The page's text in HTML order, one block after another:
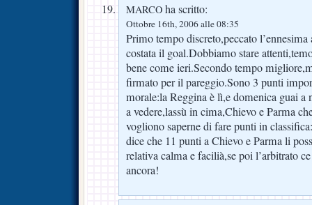
MARCO ha scritto:
Ottobre 16th, 2006 alle 08:35
Primo tempo discreto,peccato
costata il goal.Dobbiamo stare
bene come ieri.Secondo tempo
firmato per il pareggio.Sono 3 punti
morale:la Reggina è lì,e domenica guai
a vedere,lassù in cima,Chievo e Parma
vogliono saperne di fare punti in
dice che 11 punti a Chievo e Parma li
relativa calma e facilià,se poi l’arbitrato
ancora!